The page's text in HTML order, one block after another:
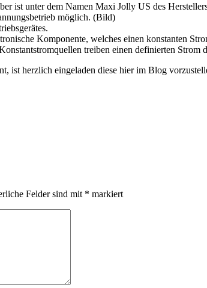
ist unter dem Namen Maxi Jolly US des
möglich. (Bild)
Komponente, welches einen konstanten
treiben einen definierten
ist herzlich eingeladen diese hier im Blog
Felder sind mit * markiert